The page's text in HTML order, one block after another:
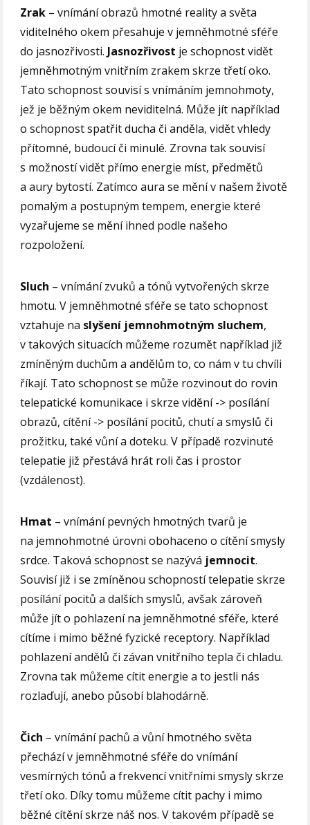
Zrak – vnímání obrazů hmotné reality a světa
viditelného okem přesahuje v jemněhmotné sféře
do jasnozřivosti. Jasnozřivost je schopnost vidět
jemněhmotným vnitřním zrakem skrze třetí oko.
Tato schopnost souvisí s vnímáním jemnohmoty,
jež je běžným okem neviditelná. Může jít například
o schopnost spatřit ducha či anděla, vidět vhledy
přítomné, budoucí či minulé. Zrovna tak souvisí
s možností vidět přímo energie míst, předmětů
a aury bytostí. Zatímco aura se mění v našem životě
pomalým a postupným tempem, energie které
vyzařujeme se mění ihned podle našeho
rozpoložení.
Sluch – vnímání zvuků a tónů vytvořených skrze
hmotu. V jemněhmotné sféře se tato schopnost
vztahuje na slyšení jemnohmotným sluchem,
v takových situacích můžeme rozumět například již
zmíněným duchům a andělům to, co nám v tu chvíli
říkají. Tato schopnost se může rozvinout do rovin
telepatické komunikace i skrze vidění -> posílání
obrazů, cítění -> posílání pocitů, chutí a smyslů či
prožitku, také vůní a doteku. V případě rozvinuté
telepatie již přestává hrát roli čas i prostor
(vzdálenost).
Hmat – vnímání pevných hmotných tvarů je
na jemnohmotné úrovni obohaceno o cítění smysly
srdce. Taková schopnost se nazývá jemnocit.
Souvisí již i se zmíněnou schopností telepatie skrze
posílání pocitů a dalších smyslů, avšak zároveň
může jít o pohlazení na jemněhmotné sféře, které
cítíme i mimo běžné fyzické receptory. Například
pohlazení andělů či závan vnitřního tepla či chladu.
Zrovna tak můžeme cítit energie a to jestli nás
rozlaďují, anebo působí blahodárně.
Čich – vnímání pachů a vůní hmotného světa
přechází v jemněhmotné sféře do vnímání
vesmírných tónů a frekvencí vnitřními smysly skrze
třetí oko. Díky tomu můžeme cítit pachy i mimo
běžné cítění skrze náš nos. V takovém případě se